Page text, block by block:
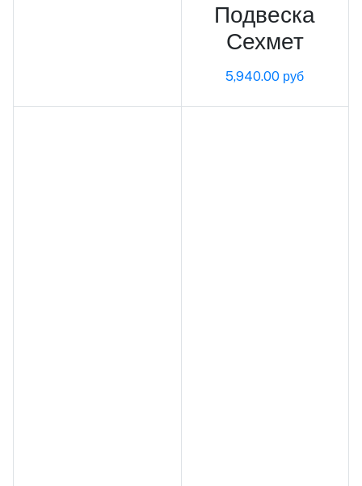
Подвеска
Сехмет
5,940.00 руб